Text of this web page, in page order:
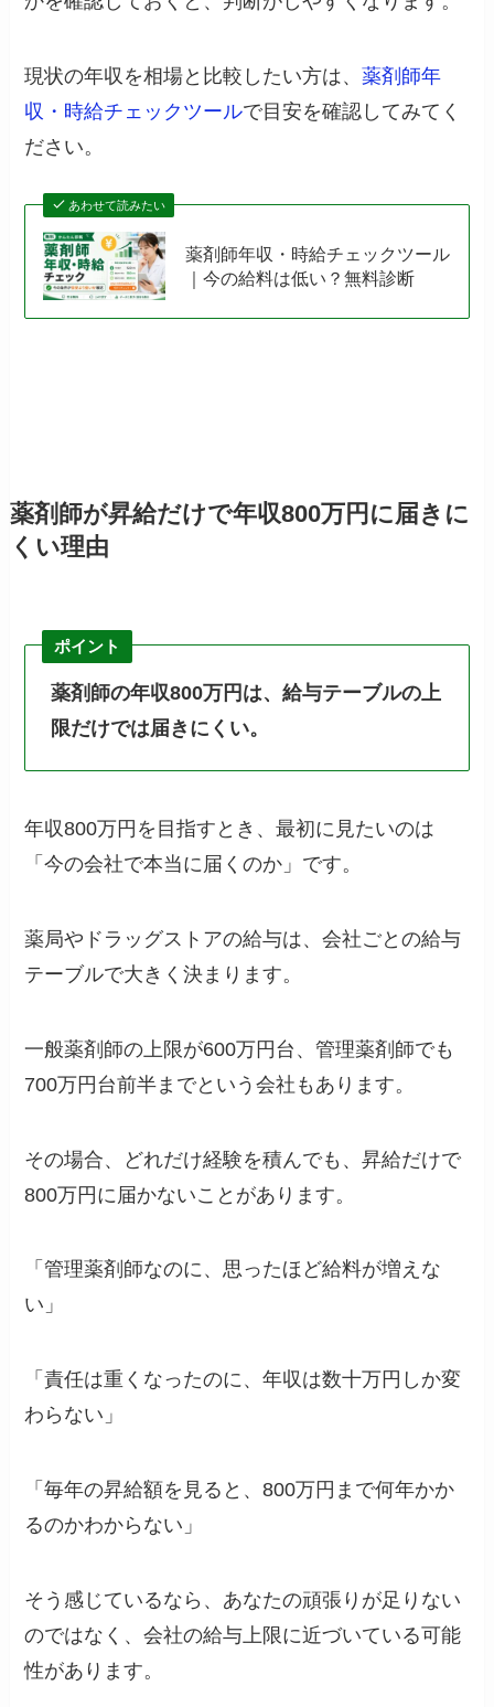
現状の年収を相場と比較したい方は、薬剤師年
収・時給チェックツールで目安を確認してみてく
ださい。
あわせて読みたい
薬剤師年収・時給チェックツール
｜今の給料は低い？無料診断
薬剤師が昇給だけで年収800万円に届きに
くい理由
ポイント
薬剤師の年収800万円は、給与テーブルの上
限だけでは届きにくい。
年収800万円を目指すとき、最初に見たいのは
「今の会社で本当に届くのか」です。
薬局やドラッグストアの給与は、会社ごとの給与
テーブルで大きく決まります。
一般薬剤師の上限が600万円台、管理薬剤師でも
700万円台前半までという会社もあります。
その場合、どれだけ経験を積んでも、昇給だけで
800万円に届かないことがあります。
「管理薬剤師なのに、思ったほど給料が増えな
い」
「責任は重くなったのに、年収は数十万円しか変
わらない」
「毎年の昇給額を見ると、800万円まで何年かか
るのかわからない」
そう感じているなら、あなたの頑張りが足りない
のではなく、会社の給与上限に近づいている可能
性があります。